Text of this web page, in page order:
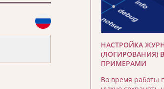
НАСТРОЙКА
(ЛОГИРОВАНИЯ) В
ПРИМЕРАМИ
Во время работы